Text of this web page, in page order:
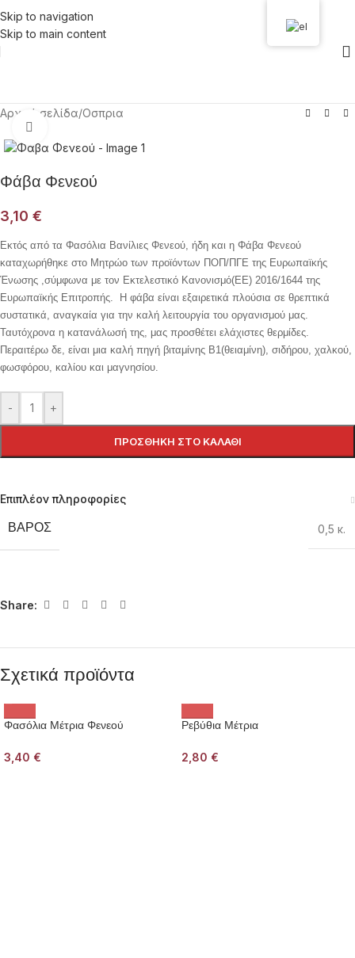
Skip to navigation
Skip to main content
Αρχική σελίδα/Οσπρια
Φάβα Φενεού
3,10 €
Εκτός από τα Φασόλια Βανίλιες Φενεού, ήδη και η Φάβα Φενεού
καταχωρήθηκε στο Μητρώο των προϊόντων ΠΟΠ/ΠΓΕ της Ευρωπαϊκής
Ένωσης ,σύμφωνα με τον Εκτελεστικό Κανονισμό(ΕΕ) 2016/1644 της
Ευρωπαϊκής Επιτροπής. Η φάβα είναι εξαιρετικά πλούσια σε θρεπτικά
συστατικά, αναγκαία για την καλή λειτουργία του οργανισμού μας.
Ταυτόχρονα η κατανάλωσή της, μας προσθέτει ελάχιστες θερμίδες.
Περαιτέρω δε, είναι μια καλή πηγή βιταμίνης Β1(θειαμίνη), σιδήρου, χαλκού,
φωσφόρου, καλίου και μαγνησίου.
- +
ΠΡΟΣΘΉΚΗ ΣΤΟ ΚΑΛΆΘΙ
Επιπλέον πληροφορίες
ΒΆΡΟΣ 0,5 κ.
Share:
Σχετικά προϊόντα
Φασόλια Μέτρια Φενεού
3,40 €
Ρεβύθια Μέτρια
2,80 €